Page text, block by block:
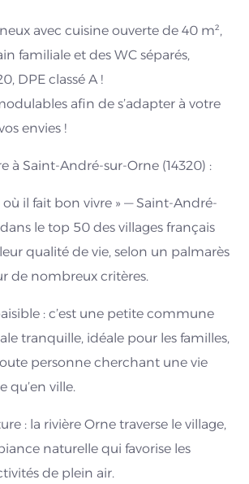
avec cuisine ouverte de 40 m²,
familiale et des WC séparés,
DPE classé A !
afin de s’adapter à votre
envies !
à Saint-André-sur-Orne (14320) :
où il fait bon vivre » — Saint-André-
le top 50 des villages français
qualité de vie, selon un palmarès
de nombreux critères.
: c’est une petite commune
tranquille, idéale pour les familles,
personne cherchant une vie
qu’en ville.
: la rivière Orne traverse le village,
naturelle qui favorise les
de plein air.